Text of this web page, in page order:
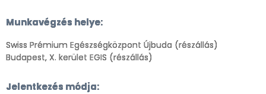
Munkavégzés helye:
Swiss Prémium Egészségközpont Újbuda (részállás)
Budapest, X. kerület EGIS (részállás)
Jelentkezés módja: